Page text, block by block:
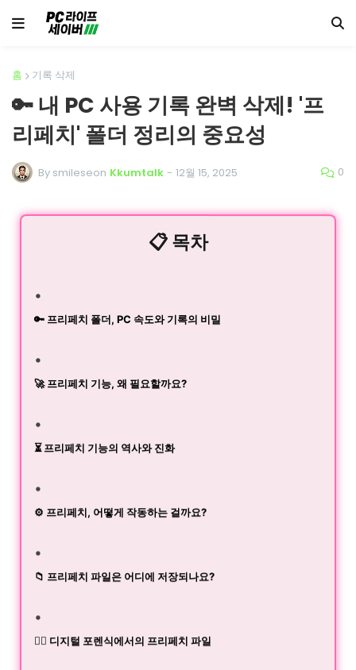
홈 기록 삭제
🔑 내 PC 사용 기록 완벽 삭제! '프
리페치' 폴더 정리의 중요성
By smileseon Kkumtalk - 12월 15, 2025 0
📋 목차
🔑 프리페치 폴더, PC 속도와 기록의 비밀
🚀 프리페치 기능, 왜 필요할까요?
⏳ 프리페치 기능의 역사와 진화
⚙️ 프리페치, 어떻게 작동하는 걸까요?
📁 프리페치 파일은 어디에 저장되나요?
🕵️‍♂️ 디지털 포렌식에서의 프리페치 파일